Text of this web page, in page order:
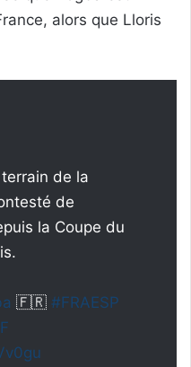
alors que Lloris
de la
de
la Coupe du
🇫🇷 #FRAESP